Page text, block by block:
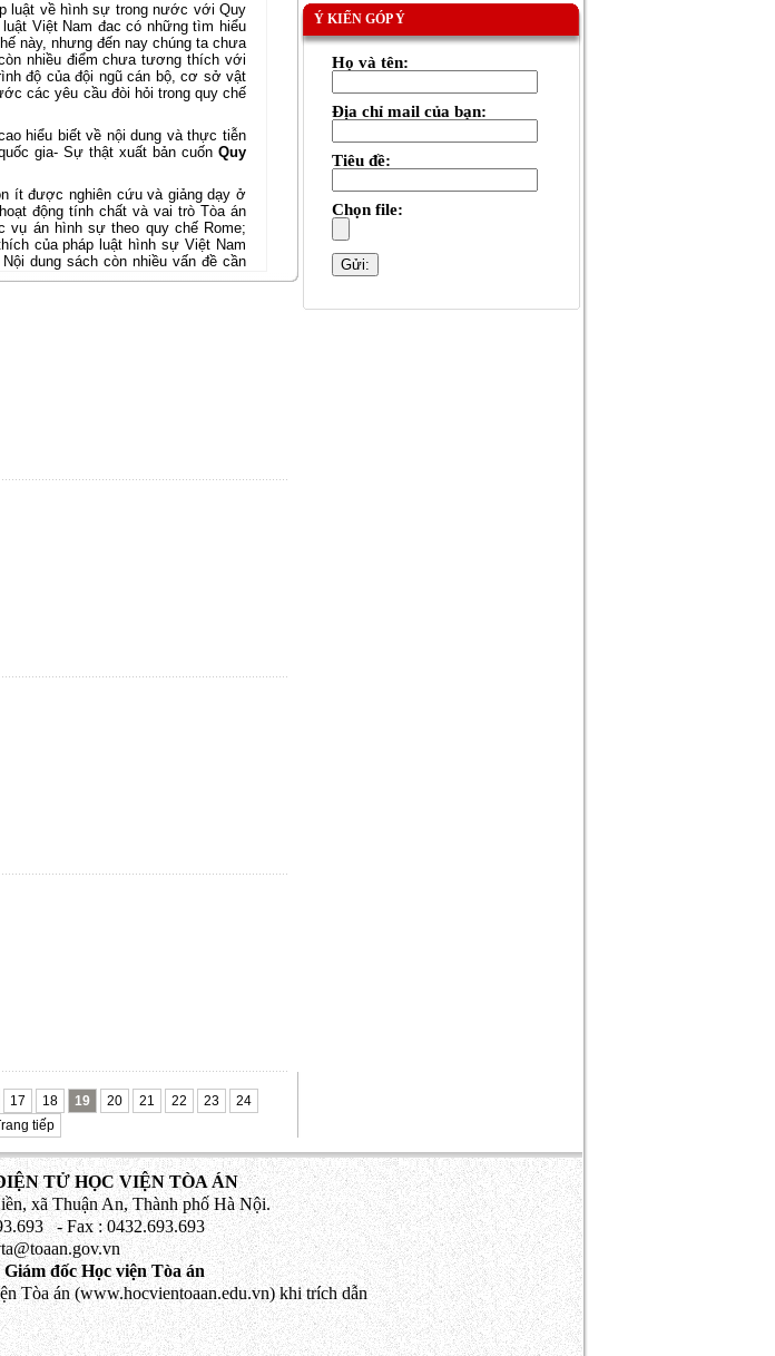
luật về hình sự trong nước với Quy
Việt Nam đac có những tìm hiểu
này, nhưng đến nay chúng ta chưa
nhiều điểm chưa tương thích với
độ của đội ngũ cán bộ, cơ sở vật
các yêu cầu đòi hỏi trong quy chế
hiểu biết về nội dung và thực tiễn
gia- Sự thật xuất bản cuốn Quy
ít được nghiên cứu và giảng dạy ở
động tính chất và vai trò Tòa án
vụ án hình sự theo quy chế Rome;
của pháp luật hình sự Việt Nam
dung sách còn nhiều vấn đề cần
chúng tôi cố giữ nguyên các luận
nhà nghiên cứu luật pháp quốc
17 18 19 20 21 22 23
24
tiếp
Ý KIẾN GÓP Ý
Họ và tên:
Địa chỉ mail của bạn:
Tiêu đề:
Chọn file:
TỬ HỌC VIỆN TÒA ÁN
xã Thuận An, Thành phố Hà Nội.
- Fax : 0432.693.693
Giám đốc Học viện Tòa án
Tòa án (www.hocvientoaan.edu.vn) khi trích dẫn